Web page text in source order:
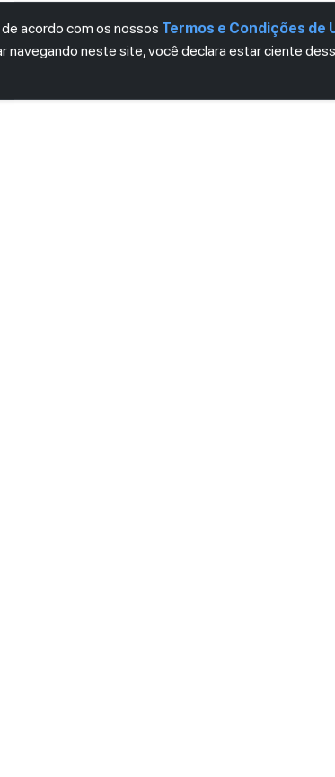
acordo com os nossos Termos e Condições de
navegando neste site, você declara estar ciente